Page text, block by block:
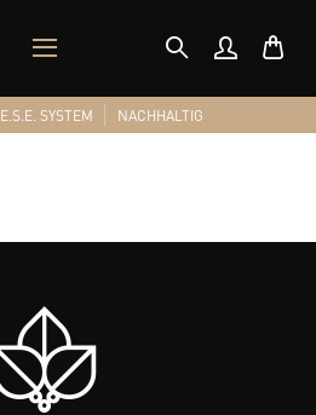
MOBILES
MENÜ
E.S.E. SYSTEM NACHHALTIG